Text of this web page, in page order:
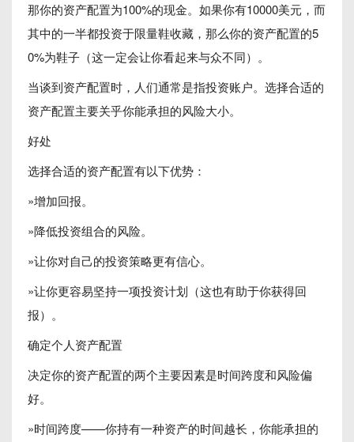
那你的资产配置为100%的现金。如果你有10000美元，而
其中的一半都投资于限量鞋收藏，那么你的资产配置的5
0%为鞋子（这一定会让你看起来与众不同）。
当谈到资产配置时，人们通常是指投资账户。选择合适的
资产配置主要关乎你能承担的风险大小。
好处
选择合适的资产配置有以下优势：
»增加回报。
»降低投资组合的风险。
»让你对自己的投资策略更有信心。
»让你更容易坚持一项投资计划（这也有助于你获得回
报）。
确定个人资产配置
决定你的资产配置的两个主要因素是时间跨度和风险偏
好。
»时间跨度——你持有一种资产的时间越长，你能承担的